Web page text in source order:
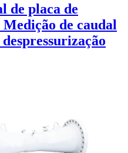
de placa de
de caudal